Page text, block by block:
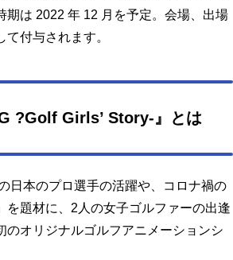
は 2022 年 12 月を予定。会場、出場
付与されます。
?Golf Girls’ Story-』とは
日本のプロ選手の活躍や、コロナ禍の
を題材に、2人の女子ゴルファーの出逢
オリジナルゴルフアニメーションシ